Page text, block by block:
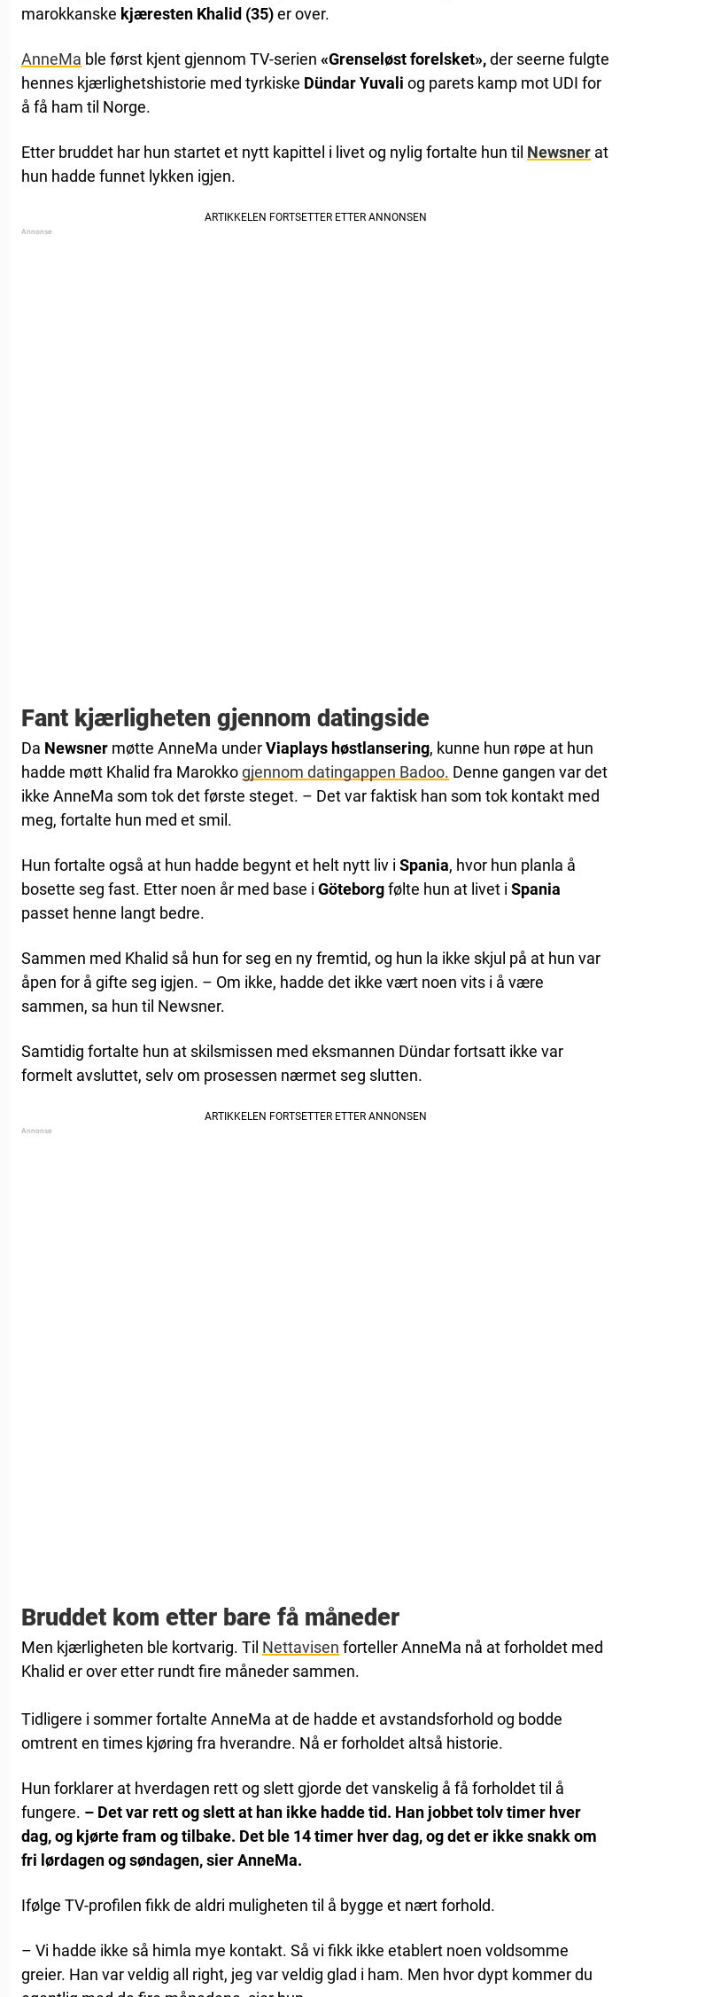
marokkanske kjæresten Khalid (35)er over.
AnneMa ble først kjent gjennom TV-serien «Grenseløst forelsket»,der seerne fulgte
hennes kjærlighetshistorie med tyrkiske Dündar Yuvali og parets kamp mot UDI for
å få ham til Norge.
Etter bruddet har hun startet et nytt kapittel i livet og nylig fortalte hun til Newsner at
hun hadde funnet lykken igjen.
Fant kjærligheten gjennom datingside
Da Newsner møtte AnneMa underViaplays høstlansering, kunne hun røpe at hun
hadde møtt Khalid fra Marokkogjennom datingappen Badoo. Denne gangen var det
ikke AnneMa som tok det første steget. – Det var faktisk han som tok kontakt med
meg, fortalte hun med et smil.
Hun fortalte også at hun hadde begynt et helt nytt liv i Spania, hvor hun planla å
bosette seg fast. Etter noen år med base i Göteborgfølte hun at livet i Spania
passet henne langt bedre.
Sammen med Khalid så hun for seg en ny fremtid, og hun la ikke skjul på at hun var
åpen for å gifte seg igjen. – Om ikke, hadde det ikke vært noen vits i å være
sammen, sa hun til Newsner.
Samtidig fortalte hun at skilsmissen med eksmannen Dündar fortsatt ikke var
formelt avsluttet, selv om prosessen nærmet seg slutten.
Bruddet kom etter bare få måneder
Men kjærligheten ble kortvarig. Til Nettavisen forteller AnneMa nå at forholdet med
Khalid er over etter rundt fire måneder sammen.
Tidligere i sommer fortalte AnneMa at de hadde et avstandsforhold og bodde
omtrent en times kjøring fra hverandre. Nå er forholdet altså historie.
Hun forklarer at hverdagen rett og slett gjorde det vanskelig å få forholdet til å
fungere. – Det var rett og slett at han ikke hadde tid. Han jobbet tolv timer hver
dag, og kjørte fram og tilbake. Det ble 14 timer hver dag, og det er ikke snakk om
fri lørdagen og søndagen, sier AnneMa.
Ifølge TV-profilen fikk de aldri muligheten til å bygge et nært forhold.
– Vi hadde ikke så himla mye kontakt. Så vi fikk ikke etablert noen voldsomme
greier. Han var veldig all right, jeg var veldig glad i ham. Men hvor dypt kommer du